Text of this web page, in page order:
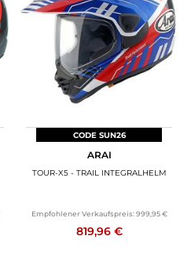
CODE SUN26
ARAI
TOUR-X5 - TRAIL INTEGRALHELM
Empfohlener Verkaufspreis: 999,95 €
819,96 €